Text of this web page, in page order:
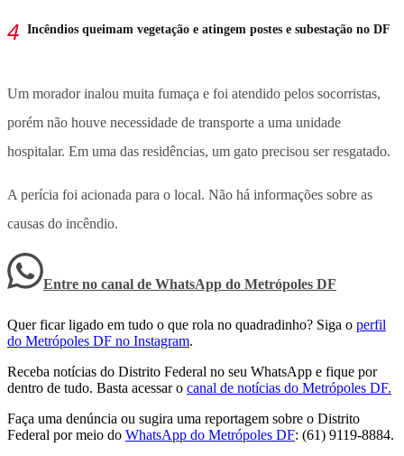
Incêndios queimam vegetação e atingem postes e subestação no DF
Um morador inalou muita fumaça e foi atendido pelos socorristas,
porém não houve necessidade de transporte a uma unidade
hospitalar. Em uma das residências, um gato precisou ser resgatado.
A perícia foi acionada para o local. Não há informações sobre as
causas do incêndio.
Entre no canal de WhatsApp do Metrópoles DF
Quer ficar ligado em tudo o que rola no quadradinho? Siga o perfil
do Metrópoles DF no Instagram.
Receba notícias do Distrito Federal no seu WhatsApp e fique por
dentro de tudo. Basta acessar o canal de notícias do Metrópoles DF.
Faça uma denúncia ou sugira uma reportagem sobre o Distrito
Federal por meio do WhatsApp do Metrópoles DF: (61) 9119-8884.